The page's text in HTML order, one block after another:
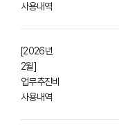
사용내역
[2026년
2월]
업무추진비
사용내역